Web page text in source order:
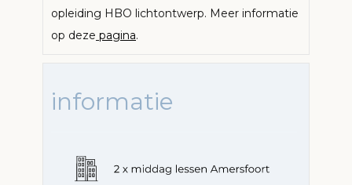
opleiding HBO lichtontwerp. Meer informatie
op deze pagina.
informatie